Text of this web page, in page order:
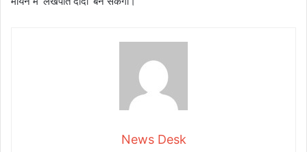
News Desk